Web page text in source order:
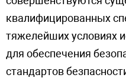
квалифицированных
тяжелейших условиях
для обеспечения
стандартов